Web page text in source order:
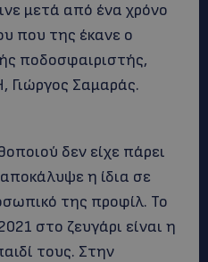
μετά από ένα χρόνο
που της έκανε ο
ποδοσφαιριστής,
Γιώργος Σαμαράς.
δεν είχε πάρει
η ίδια σε
της προφίλ. Το
στο ζευγάρι είναι η
τους. Στην